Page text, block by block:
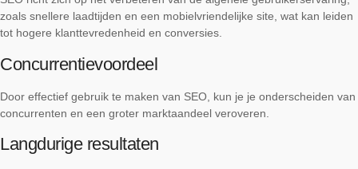
zoals snellere laadtijden en een mobielvriendelijke site, wat kan leiden
tot hogere klanttevredenheid en conversies.
Concurrentievoordeel
Door effectief gebruik te maken van SEO, kun je je onderscheiden van
concurrenten en een groter marktaandeel veroveren.
Langdurige resultaten